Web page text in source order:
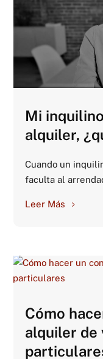
Mi
alquiler,
Cuando un
faculta al
Leer Más
Cómo
alquiler de